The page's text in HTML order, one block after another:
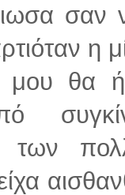
σαν
η
θα
των